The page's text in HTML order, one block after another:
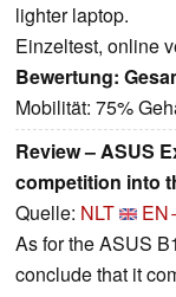
lighter laptop.
Einzeltest, online
Bewertung:
Mobilität: 75%
Review – ASUS
competition into
Quelle: NLT
As for the ASUS
conclude that it